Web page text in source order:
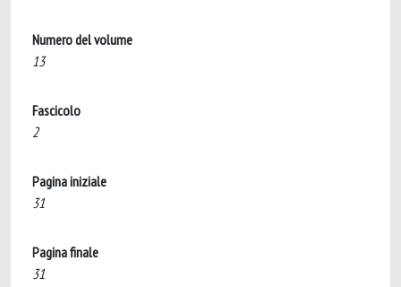
Numero del volume
13
Fascicolo
2
Pagina iniziale
31
Pagina finale
31